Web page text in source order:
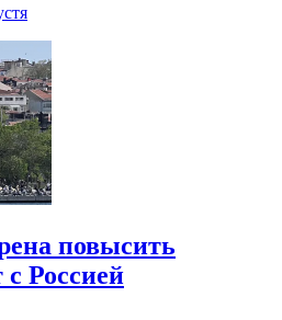
повысить
с Россией